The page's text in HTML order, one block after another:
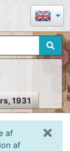
1931
af
af